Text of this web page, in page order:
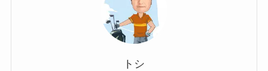
トシ